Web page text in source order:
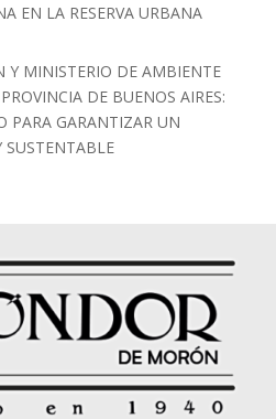
EN LA RESERVA URBANA
Y MINISTERIO DE AMBIENTE
DE BUENOS AIRES:
PARA GARANTIZAR UN